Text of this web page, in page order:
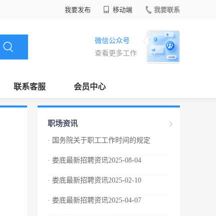
我要发布 移动端 我要联系
微信公众号
查看更多工作
联系客服 会员中心
职场资讯
· 国务院关于职工工作时间的规定
· 娄底最新招聘资讯2025-08-04
· 娄底最新招聘资讯2025-02-10
· 娄底最新招聘资讯2025-04-07